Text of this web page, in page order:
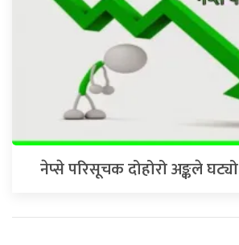
नेप्से परिसूचक दोहोरो अङ्कले घट्यो